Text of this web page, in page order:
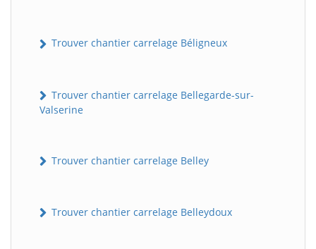
Trouver chantier carrelage Béligneux
Trouver chantier carrelage Bellegarde-sur-
Valserine
Trouver chantier carrelage Belley
Trouver chantier carrelage Belleydoux